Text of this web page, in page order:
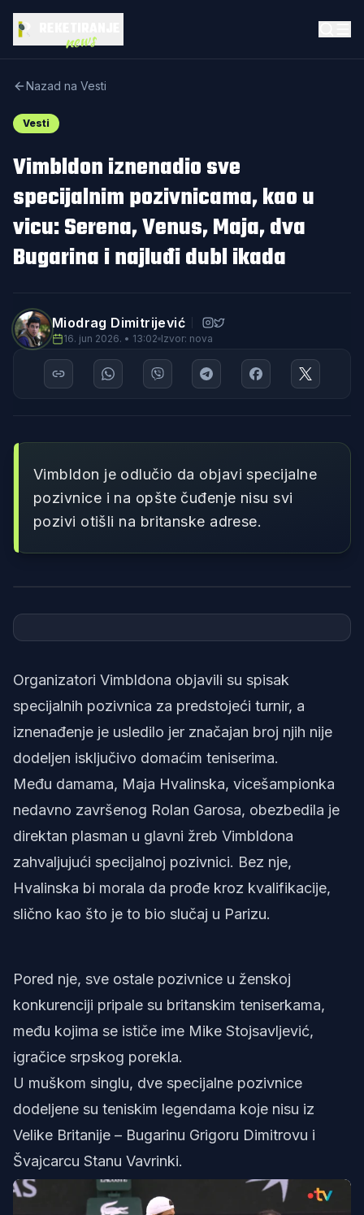
news
Nazad na Vesti
Vesti
Vimbldon iznenadio sve
specijalnim pozivnicama, kao u
vicu: Serena, Venus, Maja, dva
Bugarina i najluđi dubl ikada
Miodrag Dimitrijević
16. jun 2026. • 13:02 Izvor: nova
Vimbldon je odlučio da objavi specijalne
pozivnice i na opšte čuđenje nisu svi
pozivi otišli na britanske adrese.
Organizatori Vimbldona objavili su spisak
specijalnih pozivnica za predstojeći turnir, a
iznenađenje je usledilo jer značajan broj njih nije
dodeljen isključivo domaćim teniserima.
Među damama, Maja Hvalinska, vicešampionka
nedavno završenog Rolan Garosa, obezbedila je
direktan plasman u glavni žreb Vimbldona
zahvaljujući specijalnoj pozivnici. Bez nje,
Hvalinska bi morala da prođe kroz kvalifikacije,
slično kao što je to bio slučaj u Parizu.
Pored nje, sve ostale pozivnice u ženskoj
konkurenciji pripale su britanskim teniserkama,
među kojima se ističe ime Mike Stojsavljević,
igračice srpskog porekla.
U muškom singlu, dve specijalne pozivnice
dodeljene su teniskim legendama koje nisu iz
Velike Britanije – Bugarinu Grigoru Dimitrovu i
Švajcarcu Stanu Vavrinki.